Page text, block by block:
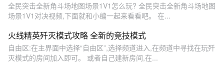
全民突击全新角斗场地图场景1V1怎么玩? 全民突击全新角斗场地图
场景1V1对决视频,下面就和小编一起来看看吧。 在...
火线精英歼灭模式攻略 全新的竞技模式
自由区:在主界面中选择“自由区”,选择频道进入,在频道中寻找在玩歼
灭模式的房间加入即可。 或者自己建新房间,在...